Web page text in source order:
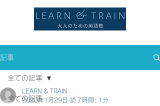
記事
全ての記事
全ての記事
LEARN & TRAIN
2020年1月29日 読了時間: 1分